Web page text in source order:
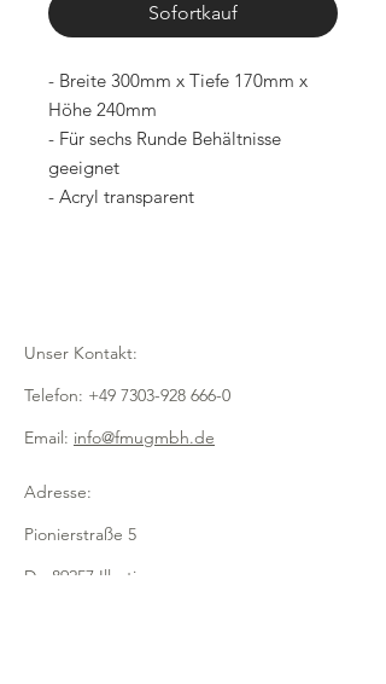
Sofortkauf
- Breite 300mm x Tiefe 170mm x
Höhe 240mm
- Für sechs Runde Behältnisse
geeignet
- Acryl transparent
Unser Kontakt:
Telefon: +49 7303-928 666-0
Email: info@fmugmbh.de
Adresse:
Pionierstraße 5
D - 89257 Illertissen